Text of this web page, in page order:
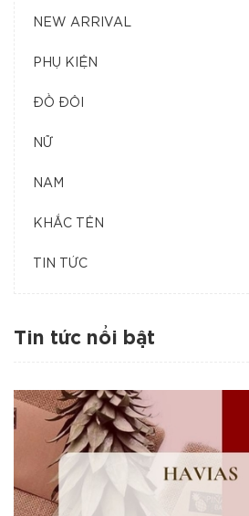
NEW ARRIVAL
PHỤ KIỆN
ĐỒ ĐÔI
NỮ
NAM
KHẮC TÊN
TIN TỨC
Tin tức nổi bật